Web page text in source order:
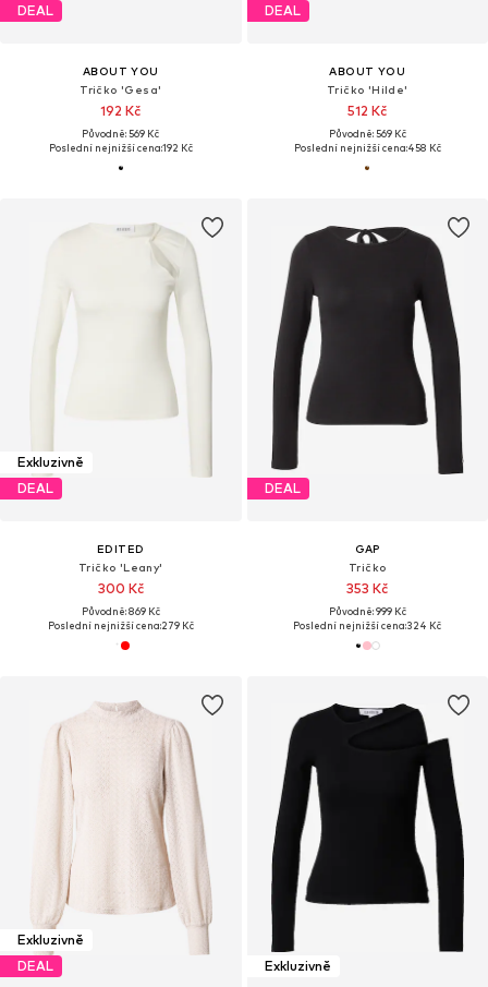
DEAL
ABOUT YOU
Tričko 'Gesa'
192 Kč
Původně: 569 Kč
Poslední nejnižší cena:192 Kč
DEAL
ABOUT YOU
Tričko 'Hilde'
512 Kč
Původně: 569 Kč
Poslední nejnižší cena:458 Kč
Exkluzivně
DEAL
EDITED
Tričko 'Leany'
300 Kč
Původně: 869 Kč
Poslední nejnižší cena:279 Kč
DEAL
GAP
Tričko
353 Kč
Původně: 999 Kč
Poslední nejnižší cena:324 Kč
Exkluzivně
DEAL
Exkluzivně